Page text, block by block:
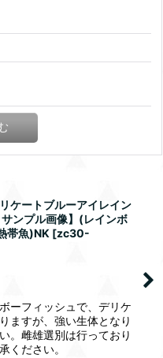
ケートブルーアイレイン
ンプル画像】(レインボ
帯魚)NK [zc30-
ーフィッシュで、デリケ
ますが、強い生体となり
。雌雄選別は行っており
ください。